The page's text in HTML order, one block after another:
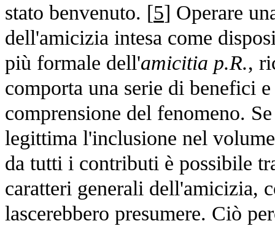
stato benvenuto. [5] Operare
dell'amicizia intesa come
più formale dell'amicitia p.R.,
comporta una serie di benefici
comprensione del fenomeno.
legittima l'inclusione nel
da tutti i contributi è possibile
caratteri generali dell'amicizia,
lascerebbero presumere. Ciò